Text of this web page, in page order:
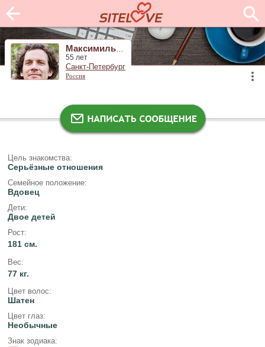
Максимильян
55 лет
Санкт-Петербург
Россия
Цель знакомства:
Серьёзные отношения
Семейное положение:
Вдовец
Дети:
Двое детей
Рост:
181 см.
Вес:
77 кг.
Цвет волос:
Шатен
Цвет глаз:
Необычные
Знак зодиака: